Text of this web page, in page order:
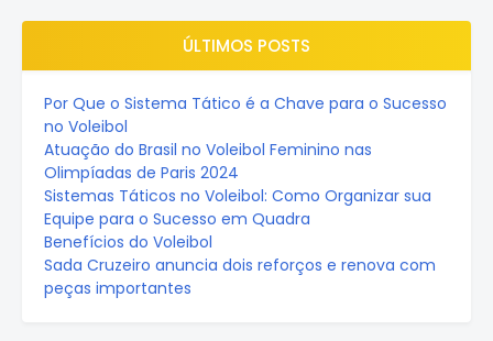
ÚLTIMOS POSTS
Por Que o Sistema Tático é a Chave para o Sucesso
no Voleibol
Atuação do Brasil no Voleibol Feminino nas
Olimpíadas de Paris 2024
Sistemas Táticos no Voleibol: Como Organizar sua
Equipe para o Sucesso em Quadra
Benefícios do Voleibol
Sada Cruzeiro anuncia dois reforços e renova com
peças importantes